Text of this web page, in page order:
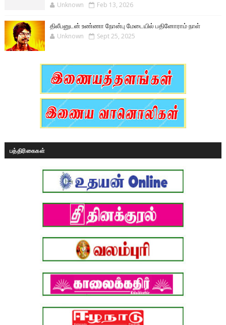
Unknown Feb 13, 2026
திலீபனுடன் உண்ணா நோன்பு மேடையில் பதினோராம் நாள்
Unknown Sept 25, 2025
பத்திரிகைகள்